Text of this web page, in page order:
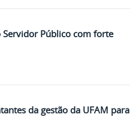
Servidor Público com forte
da gestão da UFAM para